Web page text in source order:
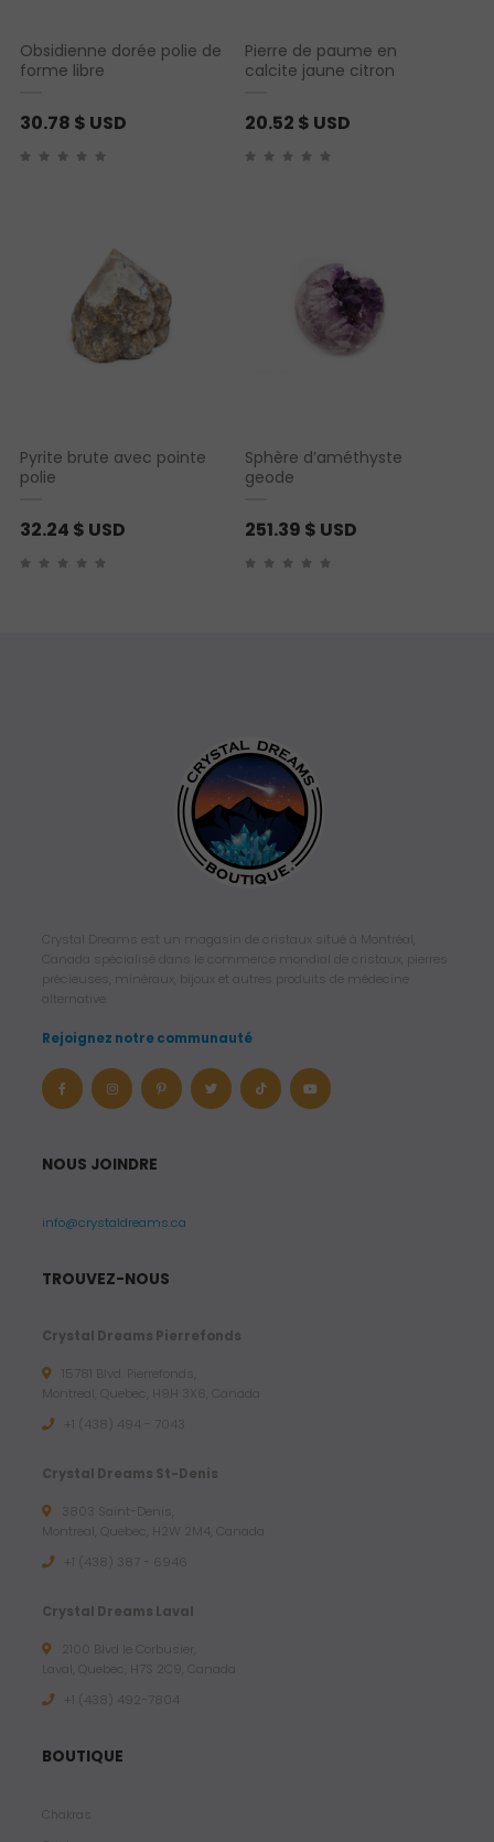
Obsidienne dorée polie de
forme libre
30.78 $ USD
Pierre de paume en
calcite jaune citron
20.52 $ USD
Pyrite brute avec pointe
polie
32.24 $ USD
Sphère d’améthyste
geode
251.39 $ USD
Crystal Dreams est un magasin de cristaux situé à Montréal,
Canada spécialisé dans le commerce mondial de cristaux, pierres
précieuses, minéraux, bijoux et autres produits de médecine
alternative.
Rejoignez notre communauté
NOUS JOINDRE
info@crystaldreams.ca
TROUVEZ-NOUS
Crystal Dreams Pierrefonds
15781 Blvd. Pierrefonds,
Montreal, Quebec, H9H 3X6, Canada
+1 (438) 494 - 7043
Crystal Dreams St-Denis
3803 Saint-Denis,
Montreal, Quebec, H2W 2M4, Canada
+1 (438) 387 - 6946
Crystal Dreams Laval
2100 Blvd le Corbusier,
Laval, Quebec, H7S 2C9, Canada
+1 ‪(438) 492-7804‬
BOUTIQUE
Chakras